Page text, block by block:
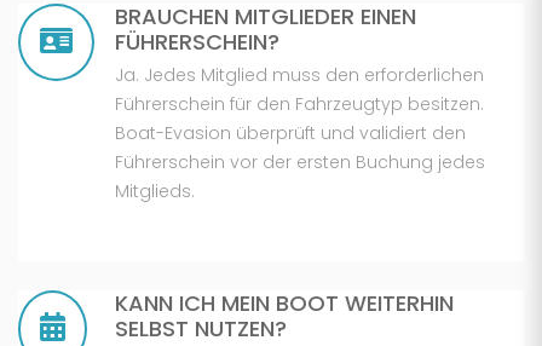
BRAUCHEN MITGLIEDER EINEN
FÜHRERSCHEIN?
Ja. Jedes Mitglied muss den erforderlichen
Führerschein für den Fahrzeugtyp besitzen.
Boat-Evasion überprüft und validiert den
Führerschein vor der ersten Buchung jedes
Mitglieds.
KANN ICH MEIN BOOT WEITERHIN
SELBST NUTZEN?